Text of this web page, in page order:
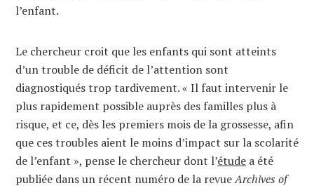
l’enfant.
Le chercheur croit que les enfants qui sont atteints
d’un trouble de déficit de l’attention sont
diagnostiqués trop tardivement. « Il faut intervenir le
plus rapidement possible auprès des familles plus à
risque, et ce, dès les premiers mois de la grossesse, afin
que ces troubles aient le moins d’impact sur la scolarité
de l’enfant », pense le chercheur dont l’étude a été
publiée dans un récent numéro de la revueArchives of